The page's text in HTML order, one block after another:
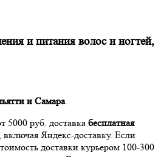
и питания волос и ногтей,
и Самара
5000 руб. доставка бесплатная
Яндекс-доставку. Если
доставки курьером 100-300